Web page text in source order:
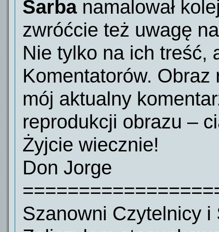
Sarbanamalował
zwróćcie też uwagę
Nie tylko na ich treść,
Komentatorów.
mój aktualny
reprodukcji obrazu –
Żyjcie wiecznie!
Don Jorge
Szanowni Czytelnicy